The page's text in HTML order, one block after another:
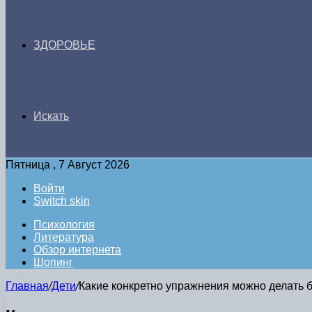
ЗДОРОВЬЕ
Искать
Пятница , 7 Август 2026
Войти
Switch skin
Психология
Литература
Обзор интернета
Шопинг
Главная/Дети/Какие конкретно упражнения можно делать